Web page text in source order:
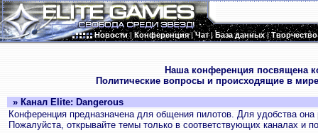
Новости|Конференция|Чат|База данных|Творчество
Наша конференция посвящена
Политические вопросы и происходящие в
» Канал Elite: Dangerous
Конференция предназначена для общения пилотов. Для удобства
Пожалуйста, открывайте темы только в соответствующих каналах и